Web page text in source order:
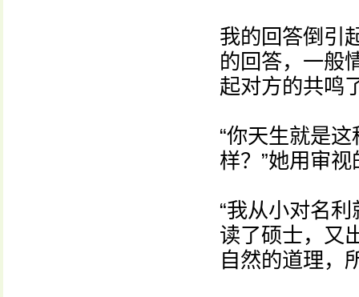
我的回答倒引
的回答，一般
起对方的共鸣
“你天生就是
样？”她用审
“我从小对名
读了硕士，又
自然的道理